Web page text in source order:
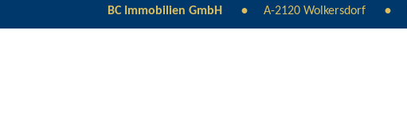
BC Immobilien GmbH A-2120 Wolkersdorf